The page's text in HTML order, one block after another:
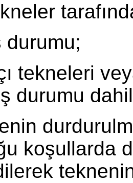
durumu;
tekneleri
durumu
koşullarda